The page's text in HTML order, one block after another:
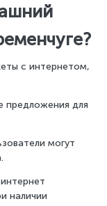
с интернетом,
предложения для
могут
наличии